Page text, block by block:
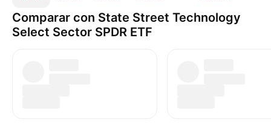
Comparar con State Street Technology
Select Sector SPDR ETF